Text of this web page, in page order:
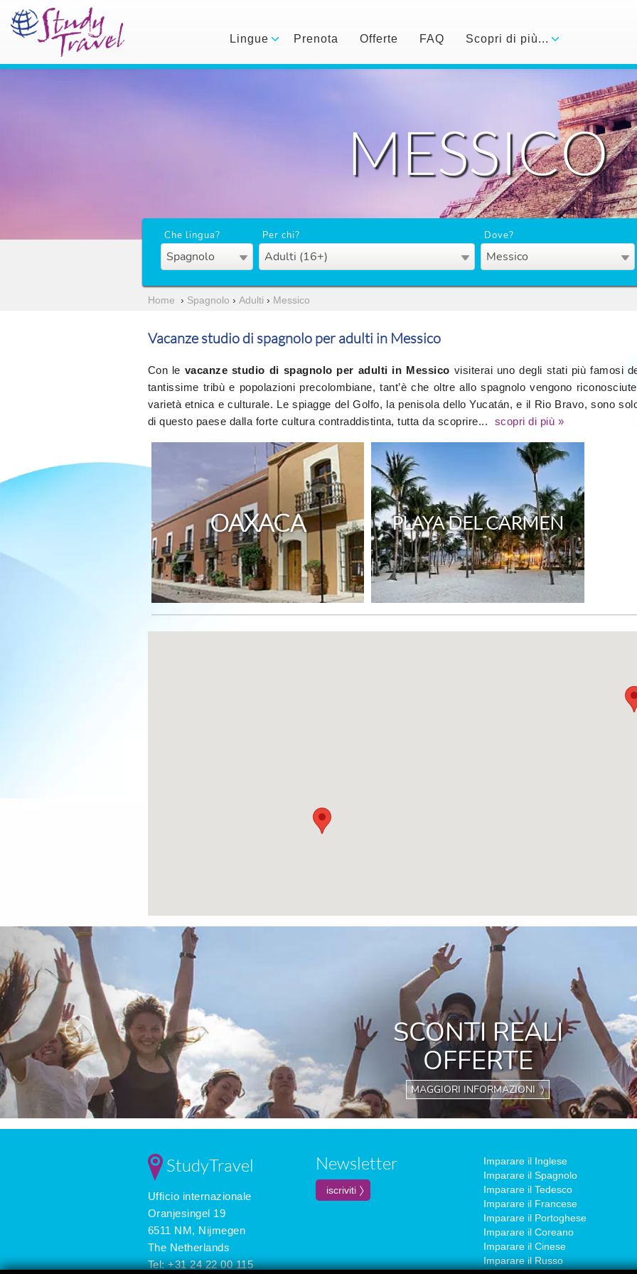
Lingue Prenota Offerte FAQ Scopri di più...
MESSICO
Che lingua?
Spagnolo
Per chi?
Adulti (16+)
Dove?
Messico
Home › Spagnolo › Adulti › Messico
Vacanze studio di spagnolo per adulti in Messico
Con le vacanze studio di spagnolo per adulti in Messico visiterai uno degli stati più famosi
tantissime tribù e popolazioni precolombiane, tant’è che oltre allo spagnolo vengono
varietà etnica e culturale. Le spiagge del Golfo, la penisola dello Yucatán, e il Rio Bravo, sono
di questo paese dalla forte cultura contraddistinta, tutta da scoprire...
scopri di più »
OAXACA PLAYA DEL CARMEN
SCONTI REALI
OFFERTE
MAGGIORI INFORMAZIONI 〉
Previous
StudyTravel
Ufficio internazionale
Oranjesingel 19
6511 NM, Nijmegen
The Netherlands
Tel: +31 24 22 00 115
Newsletter
Imparare il Inglese
Imparare il Spagnolo
Imparare il Tedesco
Imparare il Francese
Imparare il Portoghese
Imparare il Coreano
Imparare il Cinese
Imparare il Russo